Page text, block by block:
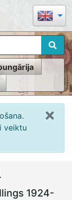
veiktu
1924-